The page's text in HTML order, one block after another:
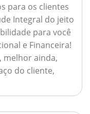
para os clientes
Integral do jeito
para você
e Financeira!
melhor ainda,
do cliente,